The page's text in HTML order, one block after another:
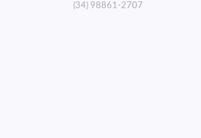
(34) 98861-2707